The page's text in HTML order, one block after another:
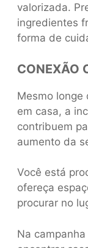
valorizada.
ingredientes
forma de
CONEXÃO
Mesmo longe
em casa, a
contribuem
aumento da
Você está
ofereça
procurar no
Na